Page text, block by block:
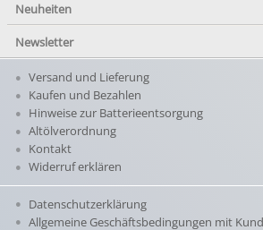
Neuheiten
Newsletter
Versand und Lieferung
Kaufen und Bezahlen
Hinweise zur Batterieentsorgung
Altölverordnung
Kontakt
Widerruf erklären
Datenschutzerklärung
Allgemeine Geschäftsbedingungen mit